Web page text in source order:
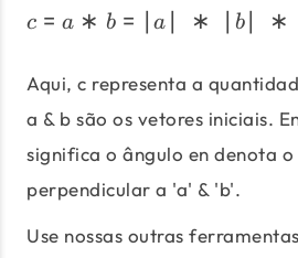
c = a ∗ b = ∣a ∣ ∗ ∣ b ∣ ∗
Aqui, c representa a
a & b são os vetores iniciais.
significa o ângulo en denota
perpendicular a 'a' & 'b'.
Use nossas outras